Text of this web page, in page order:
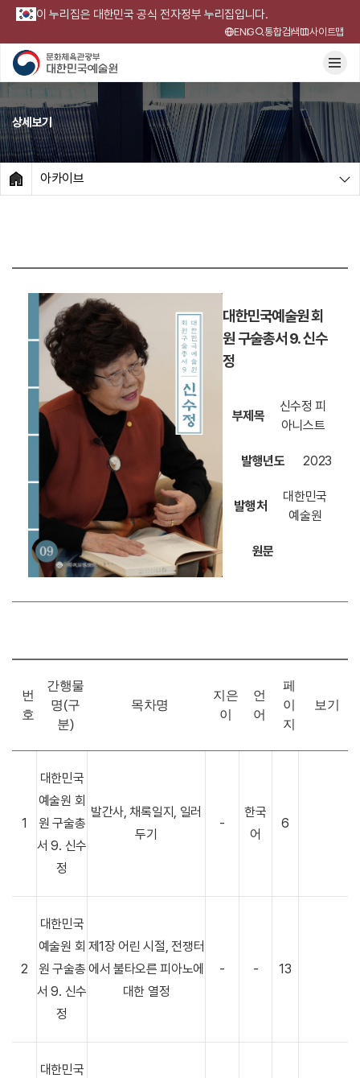
이 누리집은 대한민국 공식 전자정부 누리집입니다.
ENG 통합검색 사이트맵
상세보기
HOME
아카이브
대한민국예술원 회
원 구술총서 9. 신수
정
부제목
신수정 피
아니스트
발행년도 2023
발행처
대한민국
예술원
원문
번
호
간행물
명(구
분)
목차명
지은
이
언
어
페
이
지
보기
1
대한민국
예술원 회
원 구술총
서 9. 신수
정
발간사, 채록일지, 일러
두기
-
한국
어
6
2
대한민국
예술원 회
원 구술총
서 9. 신수
정
제1장 어린 시절, 전쟁터
에서 불타오른 피아노에
대한 열정
- - 13
대한민국